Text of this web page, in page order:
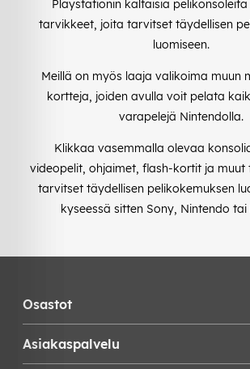
Playstationin kaltaisia
tarvikkeet, joita tarvitset täydellisen
luomiseen.
Meillä on myös laaja valikoima muun
kortteja, joiden avulla voit pelata
varapelejä Nintendolla.
Klikkaa vasemmalla olevaa
videopelit, ohjaimet, flash-kortit ja
tarvitset täydellisen pelikokemuksen
kyseessä sitten Sony, Nintendo tai
Osastot
Asiakaspalvelu